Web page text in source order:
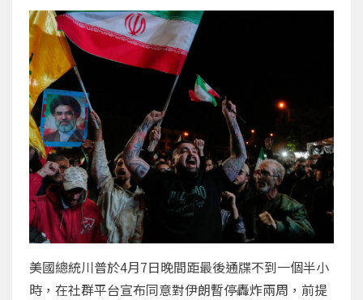
美國總統川普於4月7日晚間距最後通牒不到一個半小
時，在社群平台宣布同意對伊朗暫停轟炸兩周，前提